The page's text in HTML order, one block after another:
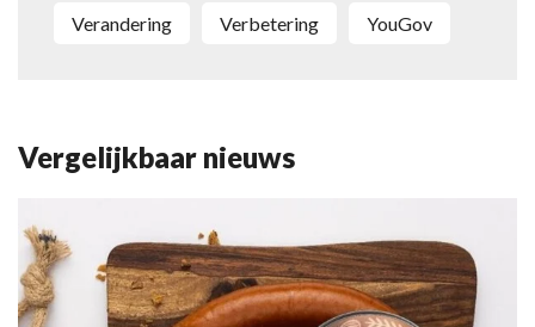
Verandering Verbetering YouGov
Vergelijkbaar nieuws